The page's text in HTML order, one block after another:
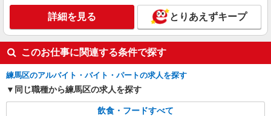
5丁目17番17号）
キープ 詳細を見る
詳細を見る とりあえずキープ
このお仕事に関連する条件で探す
練馬区のアルバイト・バイト・パートの求人を探す
同じ職種から練馬区の求人を探す
飲食・フードすべて